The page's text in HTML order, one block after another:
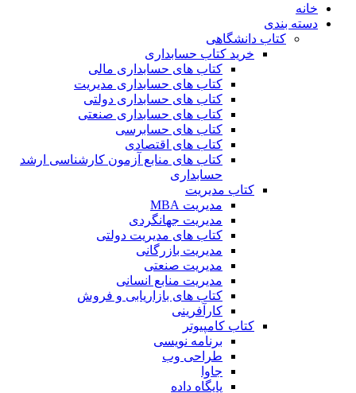
خانه
دسته بندی
کتاب دانشگاهی
خرید کتاب حسابداری
کتاب های حسابداری مالی
کتاب های حسابداری مدیریت
کتاب های حسابداری دولتی
کتاب های حسابداری صنعتی
کتاب های حسابرسی
کتاب های اقتصادی
کتاب های منابع آزمون کارشناسی ارشد
حسابداری
کتاب مدیریت
مدیریت MBA
مدیریت جهانگردی
کتاب های مدیریت دولتی
مدیریت بازرگانی
مدیریت صنعتی
مدیریت منابع انسانی
کتاب های بازاریابی و فروش
کارآفرینی
کتاب کامپیوتر
برنامه نویسی
طراحی وب
جاوا
پایگاه داده